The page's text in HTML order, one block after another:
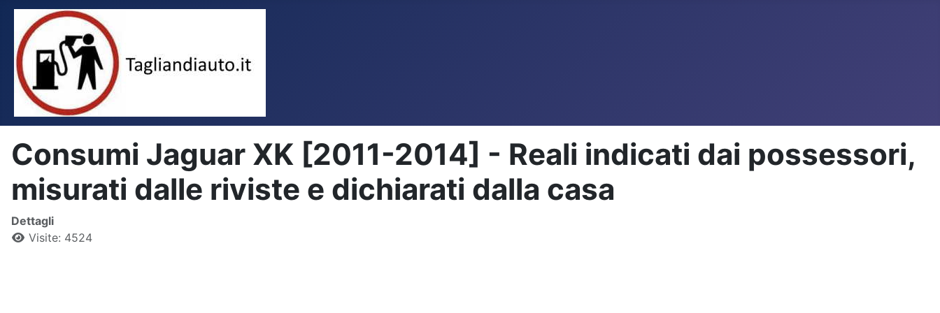
Consumi Jaguar XK [2011-2014] - Reali indicati dai possessori,
misurati dalle riviste e dichiarati dalla casa
Dettagli
Visite: 4524